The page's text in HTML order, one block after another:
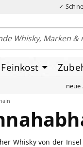
✓
Feinkost
neue
Whisky von der Insel